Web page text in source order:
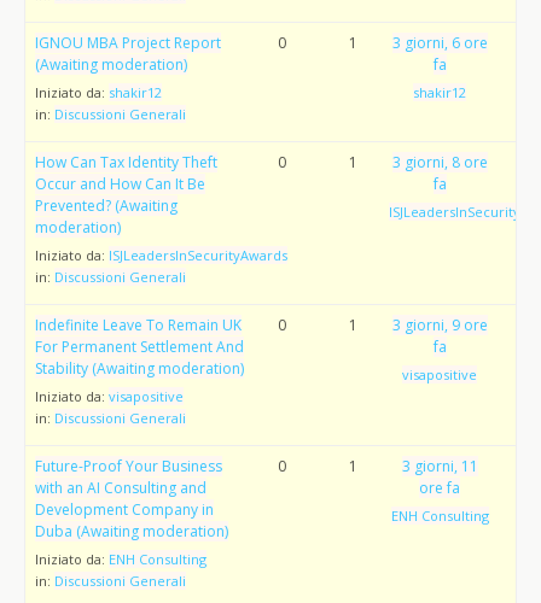
IGNOU MBA Project Report
(Awaiting moderation)
Iniziato da: shakir12
in: Discussioni Generali
0 1
3 giorni, 6 ore
fa
shakir12
How Can Tax Identity Theft
Occur and How Can It Be
Prevented? (Awaiting
moderation)
Iniziato da: ISJLeadersInSecurityAwards
in: Discussioni Generali
0 1
3 giorni, 8 ore
fa
Indefinite Leave To Remain UK
For Permanent Settlement And
Stability (Awaiting moderation)
Iniziato da: visapositive
in: Discussioni Generali
0 1
3 giorni, 9 ore
fa
visapositive
Future-Proof Your Business
with an AI Consulting and
Development Company in
Duba (Awaiting moderation)
Iniziato da: ENH Consulting
in: Discussioni Generali
0 1
3 giorni, 11
ore fa
ENH Consulting